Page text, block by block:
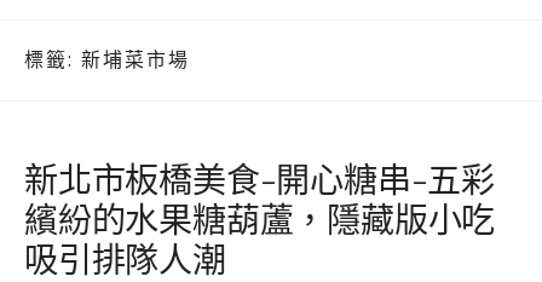
標籤: 新埔菜市場
新北市板橋美食-開心糖串-五彩
繽紛的水果糖葫蘆，隱藏版小吃
吸引排隊人潮